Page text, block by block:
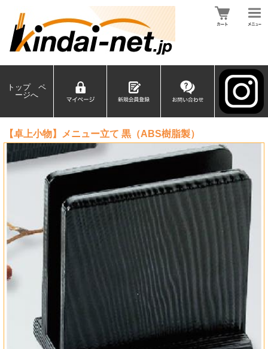
トップ ペ
ージへ
【卓上小物】メニュー立て 黒（ABS樹脂製）